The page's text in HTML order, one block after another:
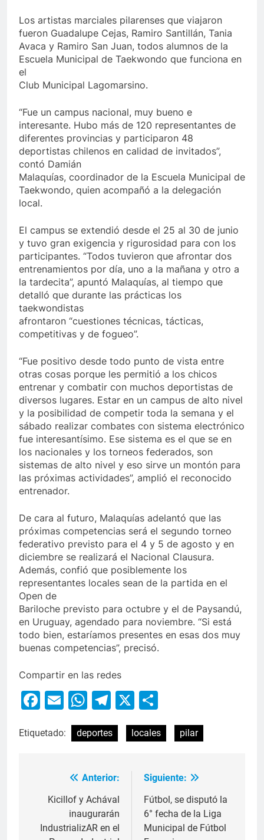
Los artistas marciales pilarenses que viajaron
fueron Guadalupe Cejas, Ramiro Santillán, Tania
Avaca y Ramiro San Juan, todos alumnos de la
Escuela Municipal de Taekwondo que funciona en
el
Club Municipal Lagomarsino.
“Fue un campus nacional, muy bueno e
interesante. Hubo más de 120 representantes de
diferentes provincias y participaron 48
deportistas chilenos en calidad de invitados”,
contó Damián
Malaquías, coordinador de la Escuela Municipal de
Taekwondo, quien acompañó a la delegación
local.
El campus se extendió desde el 25 al 30 de junio
y tuvo gran exigencia y rigurosidad para con los
participantes. “Todos tuvieron que afrontar dos
entrenamientos por día, uno a la mañana y otro a
la tardecita”, apuntó Malaquías, al tiempo que
detalló que durante las prácticas los
taekwondistas
afrontaron “cuestiones técnicas, tácticas,
competitivas y de fogueo”.
“Fue positivo desde todo punto de vista entre
otras cosas porque les permitió a los chicos
entrenar y combatir con muchos deportistas de
diversos lugares. Estar en un campus de alto nivel
y la posibilidad de competir toda la semana y el
sábado realizar combates con sistema electrónico
fue interesantísimo. Ese sistema es el que se en
los nacionales y los torneos federados, son
sistemas de alto nivel y eso sirve un montón para
las próximas actividades”, amplió el reconocido
entrenador.
De cara al futuro, Malaquías adelantó que las
próximas competencias será el segundo torneo
federativo previsto para el 4 y 5 de agosto y en
diciembre se realizará el Nacional Clausura.
Además, confió que posiblemente los
representantes locales sean de la partida en el
Open de
Bariloche previsto para octubre y el de Paysandú,
en Uruguay, agendado para noviembre. “Si está
todo bien, estaríamos presentes en esas dos muy
buenas competencias”, precisó.
Compartir en las redes
Facebook
EmailWhatsApp
Telegram
X
Etiquetado: deportes locales pilar
Anterior:
Kicillof y Achával
inaugurarán
IndustrializAR en el
Siguiente:
Fútbol, se disputó la
6° fecha de la Liga
Municipal de Fútbol